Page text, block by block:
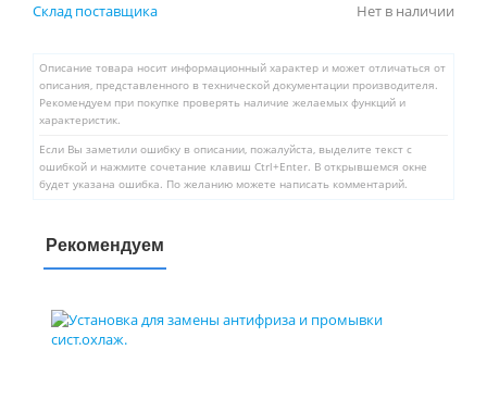
Склад поставщика Нет в наличии
Описание товара носит информационный характер и может отличаться от
описания, представленного в технической документации производителя.
Рекомендуем при покупке проверять наличие желаемых функций и
характеристик.
Если Вы заметили ошибку в описании, пожалуйста, выделите текст с
ошибкой и нажмите сочетание клавиш Ctrl+Enter. В открывшемся окне
будет указана ошибка. По желанию можете написать комментарий.
Рекомендуем